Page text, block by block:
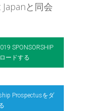
と同会
SPONSORSHIP
ードする
Prospectusをダ